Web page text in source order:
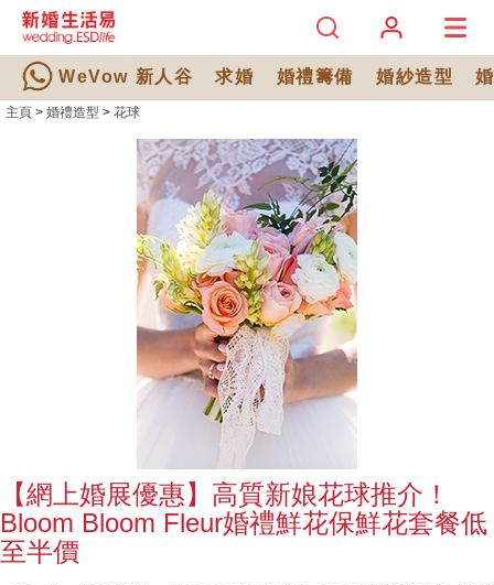
WeVow 新人谷 求婚 婚禮籌備 婚紗造型
主頁 > 婚禮造型 > 花球
【網上婚展優惠】高質新娘花球推介！
Bloom Bloom Fleur婚禮鮮花保鮮花套餐低
至半價